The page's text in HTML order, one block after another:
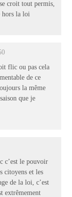
croit tout permis,
hors la loi
flic ou pas cela
de ce
la même
que je
c’est le pouvoir
citoyens et les
de la loi, c’est
extrêmement